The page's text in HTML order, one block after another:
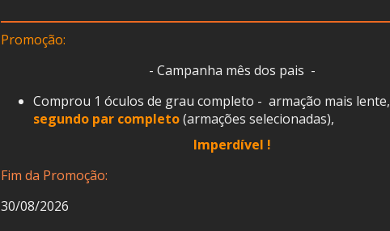
Promoção:
- Campanha mês dos pais -
Comprou 1 óculos de grau completo - armação mais lente,
segundo par completo(armações selecionadas),
Imperdível !
Fim da Promoção:
30/08/2026